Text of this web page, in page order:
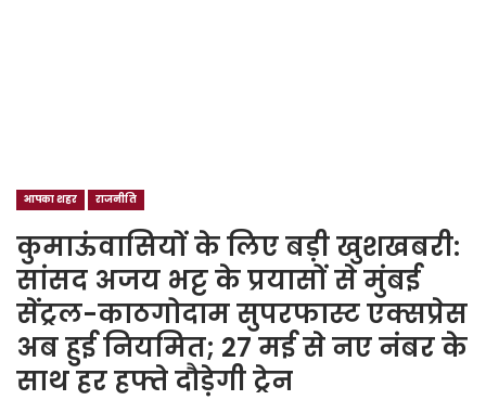
आपका शहर राजनीति
कुमाऊंवासियों के लिए बड़ी खुशखबरी:
सांसद अजय भट्ट के प्रयासों से मुंबई
सेंट्रल-काठगोदाम सुपरफास्ट एक्सप्रेस
अब हुई नियमित; 27 मई से नए नंबर के
साथ हर हफ्ते दौड़ेगी ट्रेन